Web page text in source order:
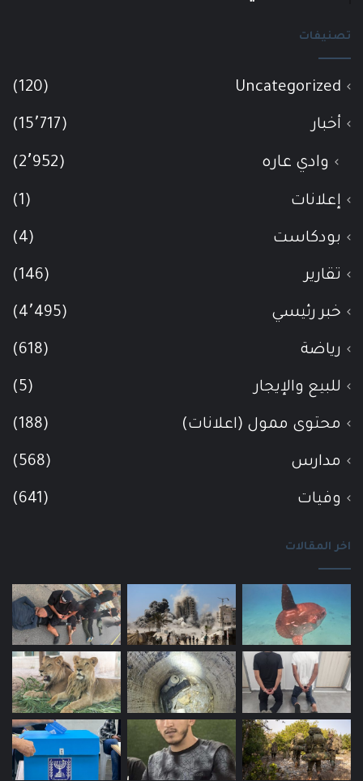
تصنيفات
Uncategorized
(120)
أخبار (15٬717)
وادي عاره (2٬952)
إعلانات (1)
بودكاست (4)
تقارير (146)
خبر رئيسي (4٬495)
رياضة (618)
للبيع والإيجار (5)
محتوى ممول (اعلانات) (188)
مدارس (568)
وفيات (641)
اخر المقالات